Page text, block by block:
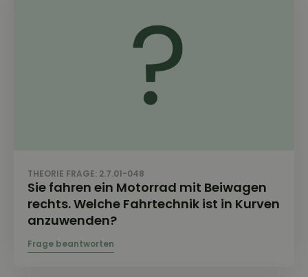
THEORIE FRAGE: 2.7.01-048
Sie fahren ein Motorrad mit Beiwagen
rechts. Welche Fahrtechnik ist in Kurven
anzuwenden?